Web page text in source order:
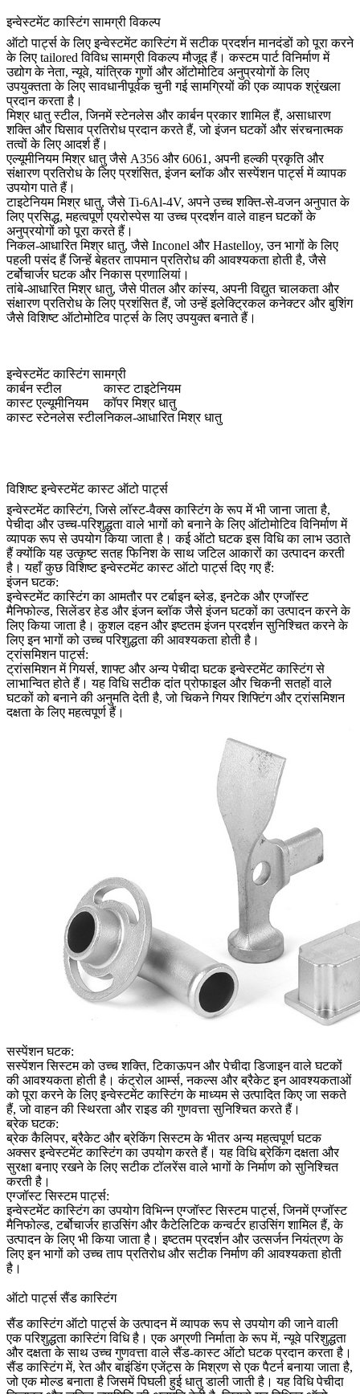
इन्वेस्टमेंट कास्टिंग सामग्री विकल्प
ऑटो पार्ट्स के लिए इन्वेस्टमेंट कास्टिंग में सटीक प्रदर्शन मानदंडों को पूरा करने
के लिए tailored विविध सामग्री विकल्प मौजूद हैं। कस्टम पार्ट विनिर्माण में
उद्योग के नेता, न्यूवे, यांत्रिक गुणों और ऑटोमोटिव अनुप्रयोगों के लिए
उपयुक्तता के लिए सावधानीपूर्वक चुनी गई सामग्रियों की एक व्यापक श्रृंखला
प्रदान करता है।
मिश्र धातु स्टील, जिनमें स्टेनलेस और कार्बन प्रकार शामिल हैं, असाधारण
शक्ति और घिसाव प्रतिरोध प्रदान करते हैं, जो इंजन घटकों और संरचनात्मक
तत्वों के लिए आदर्श हैं।
एल्यूमीनियम मिश्र धातु जैसे A356 और 6061, अपनी हल्की प्रकृति और
संक्षारण प्रतिरोध के लिए प्रशंसित, इंजन ब्लॉक और सस्पेंशन पार्ट्स में व्यापक
उपयोग पाते हैं।
टाइटेनियम मिश्र धातु, जैसे Ti-6Al-4V, अपने उच्च शक्ति-से-वजन अनुपात के
लिए प्रसिद्ध, महत्वपूर्ण एयरोस्पेस या उच्च प्रदर्शन वाले वाहन घटकों के
अनुप्रयोगों को पूरा करते हैं।
निकल-आधारित मिश्र धातु, जैसे Inconel और Hastelloy, उन भागों के लिए
पहली पसंद हैं जिन्हें बेहतर तापमान प्रतिरोध की आवश्यकता होती है, जैसे
टर्बोचार्जर घटक और निकास प्रणालियां।
तांबे-आधारित मिश्र धातु, जैसे पीतल और कांस्य, अपनी विद्युत चालकता और
संक्षारण प्रतिरोध के लिए प्रशंसित हैं, जो उन्हें इलेक्ट्रिकल कनेक्टर और बुशिंग
जैसे विशिष्ट ऑटोमोटिव पार्ट्स के लिए उपयुक्त बनाते हैं।
इन्वेस्टमेंट कास्टिंग सामग्री
कार्बन स्टील
कास्ट टाइटेनियम
कास्ट एल्यूमीनियम
कॉपर मिश्र धातु
कास्ट स्टेनलेस स्टीलनिकल-आधारित मिश्र धातु
विशिष्ट इन्वेस्टमेंट कास्ट ऑटो पार्ट्स
इन्वेस्टमेंट कास्टिंग, जिसे लॉस्ट-वैक्स कास्टिंग के रूप में भी जाना जाता है,
पेचीदा और उच्च-परिशुद्धता वाले भागों को बनाने के लिए ऑटोमोटिव विनिर्माण में
व्यापक रूप से उपयोग किया जाता है। कई ऑटो घटक इस विधि का लाभ उठाते
हैं क्योंकि यह उत्कृष्ट सतह फिनिश के साथ जटिल आकारों का उत्पादन करती
है। यहाँ कुछ विशिष्ट इन्वेस्टमेंट कास्ट ऑटो पार्ट्स दिए गए हैं:
इंजन घटक:
इन्वेस्टमेंट कास्टिंग का आमतौर पर टर्बाइन ब्लेड, इनटेक और एग्जॉस्ट
मैनिफोल्ड, सिलेंडर हेड और इंजन ब्लॉक जैसे इंजन घटकों का उत्पादन करने के
लिए किया जाता है। कुशल दहन और इष्टतम इंजन प्रदर्शन सुनिश्चित करने के
लिए इन भागों को उच्च परिशुद्धता की आवश्यकता होती है।
ट्रांसमिशन पार्ट्स:
ट्रांसमिशन में गियर्स, शाफ्ट और अन्य पेचीदा घटक इन्वेस्टमेंट कास्टिंग से
लाभान्वित होते हैं। यह विधि सटीक दांत प्रोफाइल और चिकनी सतहों वाले
घटकों को बनाने की अनुमति देती है, जो चिकने गियर शिफ्टिंग और ट्रांसमिशन
दक्षता के लिए महत्वपूर्ण हैं।
सस्पेंशन घटक:
सस्पेंशन सिस्टम को उच्च शक्ति, टिकाऊपन और पेचीदा डिजाइन वाले घटकों
की आवश्यकता होती है। कंट्रोल आर्म्स, नकल्स और ब्रैकेट इन आवश्यकताओं
को पूरा करने के लिए इन्वेस्टमेंट कास्टिंग के माध्यम से उत्पादित किए जा सकते
हैं, जो वाहन की स्थिरता और राइड की गुणवत्ता सुनिश्चित करते हैं।
ब्रेक घटक:
ब्रेक कैलिपर, ब्रैकेट और ब्रेकिंग सिस्टम के भीतर अन्य महत्वपूर्ण घटक
अक्सर इन्वेस्टमेंट कास्टिंग का उपयोग करते हैं। यह विधि ब्रेकिंग दक्षता और
सुरक्षा बनाए रखने के लिए सटीक टॉलरेंस वाले भागों के निर्माण को सुनिश्चित
करती है।
एग्जॉस्ट सिस्टम पार्ट्स:
इन्वेस्टमेंट कास्टिंग का उपयोग विभिन्न एग्जॉस्ट सिस्टम पार्ट्स, जिनमें एग्जॉस्ट
मैनिफोल्ड, टर्बोचार्जर हाउसिंग और कैटेलिटिक कन्वर्टर हाउसिंग शामिल हैं, के
उत्पादन के लिए भी किया जाता है। इष्टतम प्रदर्शन और उत्सर्जन नियंत्रण के
लिए इन भागों को उच्च ताप प्रतिरोध और सटीक निर्माण की आवश्यकता होती
है।
ऑटो पार्ट्स सैंड कास्टिंग
सैंड कास्टिंग ऑटो पार्ट्स के उत्पादन में व्यापक रूप से उपयोग की जाने वाली
एक परिशुद्धता कास्टिंग विधि है। एक अग्रणी निर्माता के रूप में, न्यूवे परिशुद्धता
और दक्षता के साथ उच्च गुणवत्ता वाले सैंड-कास्ट ऑटो घटक प्रदान करता है।
सैंड कास्टिंग में, रेत और बाइंडिंग एजेंट्स के मिश्रण से एक पैटर्न बनाया जाता है,
जो एक मोल्ड बनाता है जिसमें पिघली हुई धातु डाली जाती है। यह विधि पेचीदा